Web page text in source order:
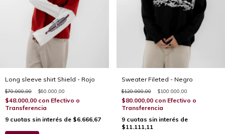
Long sleeve shirt Shield - Rojo
$70.000,00 $60.000,00
$48.000,00 con Efectivo o
Transferencia
9 cuotas sin interés de $6.666,67
Sweater Fileted - Negro
$120.000,00 $100.000,00
$80.000,00 con Efectivo o
Transferencia
9 cuotas sin interés de
$11.111,11